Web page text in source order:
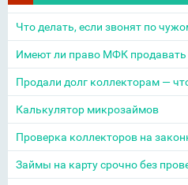
Что делать, если звонят по
Имеют ли право МФК продавать
Продали долг коллекторам —
Калькулятор микрозаймов
Проверка коллекторов на
Займы на карту срочно без